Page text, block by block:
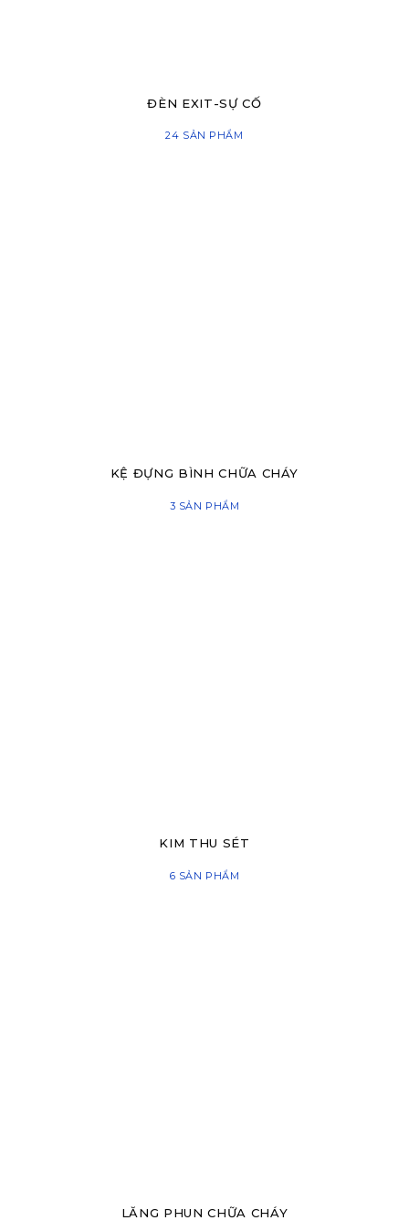
ĐÈN EXIT-SỰ CỐ
24 SẢN PHẨM
KỆ ĐỰNG BÌNH CHỮA CHÁY
3 SẢN PHẨM
KIM THU SÉT
6 SẢN PHẨM
LĂNG PHUN CHỮA CHÁY